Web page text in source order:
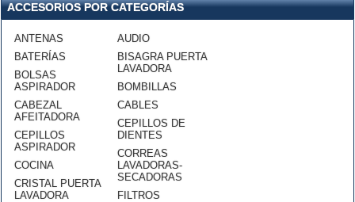
ACCESORIOS POR CATEGORÍAS
ANTENAS
BATERÍAS
BOLSAS
ASPIRADOR
CABEZAL
AFEITADORA
CEPILLOS
ASPIRADOR
COCINA
CRISTAL PUERTA
LAVADORA
AUDIO
BISAGRA PUERTA
LAVADORA
BOMBILLAS
CABLES
CEPILLOS DE
DIENTES
CORREAS
LAVADORAS-
SECADORAS
FILTROS